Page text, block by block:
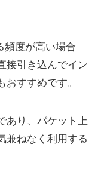
頻度が高い場合
接引き込んでイン
すすめです。
あり、パケット上
兼ねなく利用する